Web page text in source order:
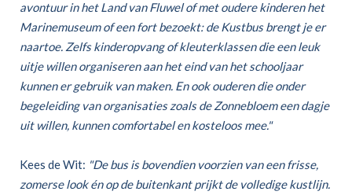
avontuur in het Land van Fluwel of met oudere kinderen het
Marinemuseum of een fort bezoekt: de Kustbus brengt je er
naartoe. Zelfs kinderopvang of kleuterklassen die een leuk
uitje willen organiseren aan het eind van het schooljaar
kunnen er gebruik van maken. En ook ouderen die onder
begeleiding van organisaties zoals de Zonnebloem een dagje
uit willen, kunnen comfortabel en kosteloos mee."
Kees de Wit: "De bus is bovendien voorzien van een frisse,
zomerse look én op de buitenkant prijkt de volledige kustlijn.